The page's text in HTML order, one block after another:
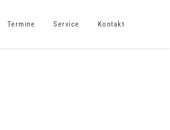
Termine Service Kontakt